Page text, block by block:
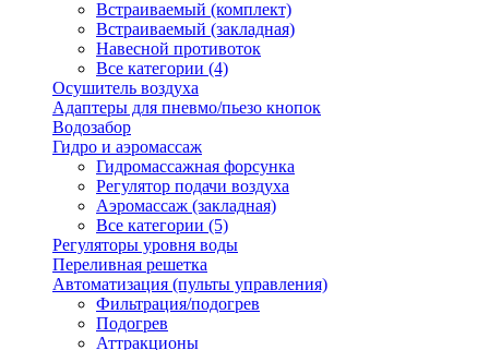
Встраиваемый (комплект)
Встраиваемый (закладная)
Навесной противоток
Все категории (4)
Осушитель воздуха
Адаптеры для пневмо/пьезо кнопок
Водозабор
Гидро и аэромассаж
Гидромассажная форсунка
Регулятор подачи воздуха
Аэромассаж (закладная)
Все категории (5)
Регуляторы уровня воды
Переливная решетка
Автоматизация (пульты управления)
Фильтрация/подогрев
Подогрев
Аттракционы